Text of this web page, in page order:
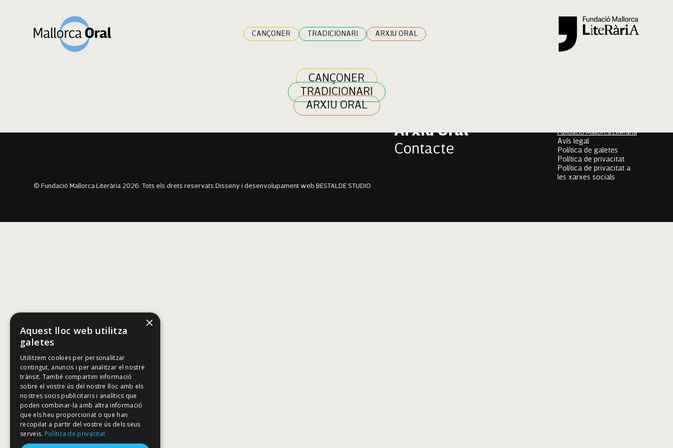
CANÇONER TRADICIONARI ARXIU ORAL
CANÇONER
TRADICIONARI
ARXIU ORAL
Grace Ayala Cebrian
Xim Àlvarez Ortega
Maria Teresa Gil Massanet
Arxiu Oral
Contacte
Fundació Mallorca Literària
Avís legal
Política de galetes
Política de privacitat
Política de privacitat a
les xarxes socials
© Fundació Mallorca Literària 2026. Tots els drets reservats. Disseny i desenvolupament web BESTALDE STUDIO
×
Aquest lloc web utilitza
galetes
Utilitzem cookies per personalitzar
contingut, anuncis i per analitzar el nostre
trànsit. També compartim informació
sobre el vostre ús del nostre lloc amb els
nostres socis publicitaris i analítics que
poden combinar-la amb altra informació
que els heu proporcionat o que han
recopilat a partir del vostre ús dels seus
serveis. Política de privacitat